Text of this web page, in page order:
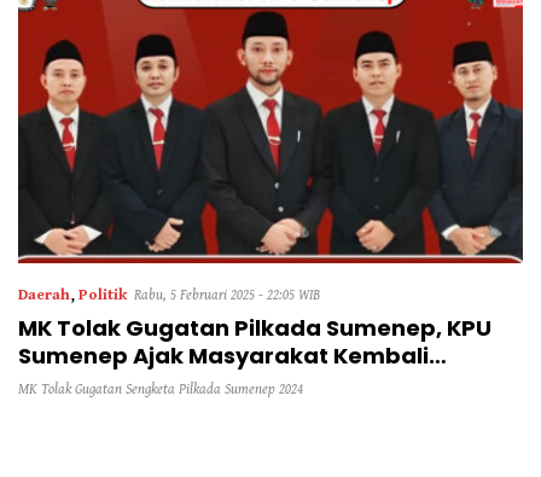
Daerah, Politik Rabu, 5 Februari 2025 - 22:05 WIB
MK Tolak Gugatan Pilkada Sumenep, KPU
Sumenep Ajak Masyarakat Kembali
Bersatu
MK Tolak Gugatan Sengketa Pilkada Sumenep 2024